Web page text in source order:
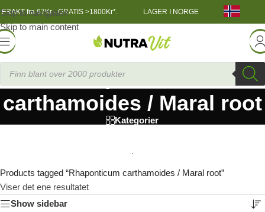
Skip to navigation
Skip to main content
FRAKT fra 67Kr - GRATIS >1800Kr*. LAGER I NORGE
Rhaponticum
carthamoides / Maral root
Kategorier
Products tagged “Rhaponticum carthamoides / Maral root”
Viser det ene resultatet
Show sidebar